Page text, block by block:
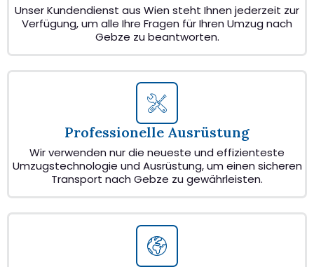
Unser Kundendienst aus Wien steht Ihnen jederzeit zur
Verfügung, um alle Ihre Fragen für Ihren Umzug nach
Gebze zu beantworten.
Professionelle Ausrüstung
Wir verwenden nur die neueste und effizienteste
Umzugstechnologie und Ausrüstung, um einen sicheren
Transport nach Gebze zu gewährleisten.